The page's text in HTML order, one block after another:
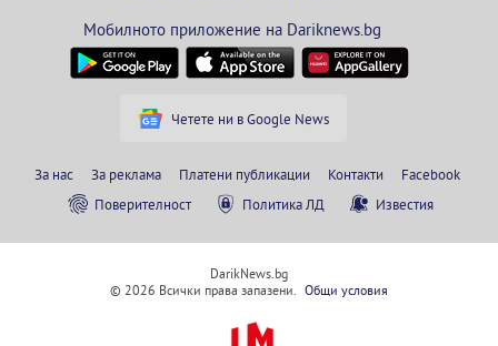
Мобилното приложение на Dariknews.bg
Четете ни в Google News
За нас За реклама Платени публикации Контакти
Facebook
Поверителност
Политика ЛД Известия
DarikNews.bg
© 2026 Всички права запазени. Общи условия